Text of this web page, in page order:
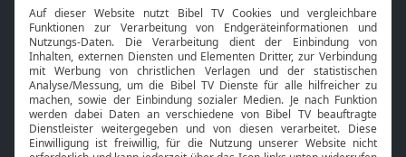
Neuigkeiten
Smart TV
HbbTV
Bibelthek Online-Bibel
Nächster Gottesdienst